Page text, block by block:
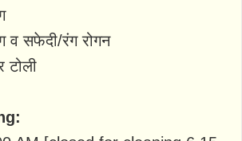
व सफेदी/रंग रोगन
टोली